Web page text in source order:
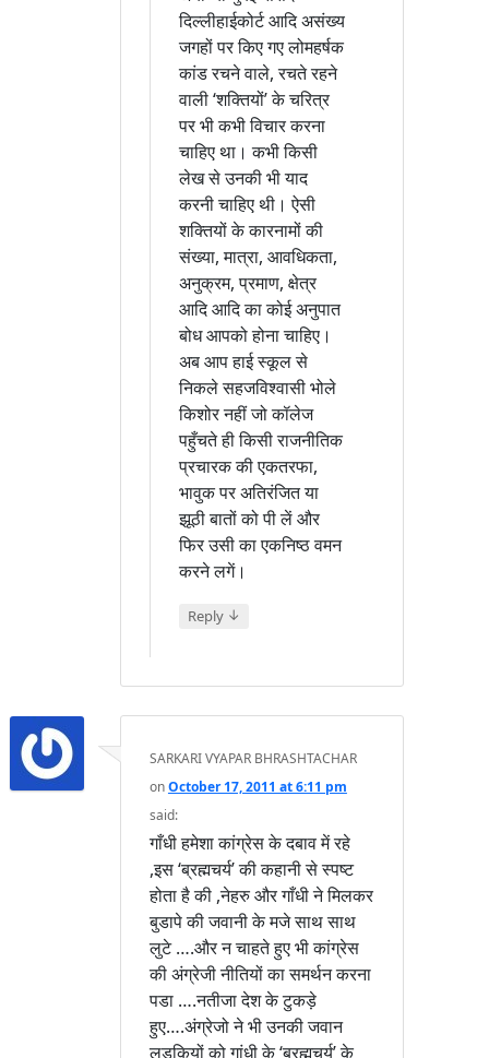
दिल्लीहाईकोर्ट आदि असंख्य
जगहों पर किए गए लोमहर्षक
कांड रचने वाले, रचते रहने
वाली ‘शक्तियों’ के चरित्र
पर भी कभी विचार करना
चाहिए था। कभी किसी
लेख से उनकी भी याद
करनी चाहिए थी। ऐसी
शक्तियों के कारनामों की
संख्या, मात्रा, आवधिकता,
अनुक्रम, प्रमाण, क्षेत्र
आदि आदि का कोई अनुपात
बोध आपको होना चाहिए।
अब आप हाई स्कूल से
निकले सहजविश्वासी भोले
किशोर नहीं जो कॉलेज
पहुँचते ही किसी राजनीतिक
प्रचारक की एकतरफा,
भावुक पर अतिरंजित या
झूठी बातों को पी लें और
फिर उसी का एकनिष्ठ वमन
करने लगें।
Reply ↓
SARKARI VYAPAR BHRASHTACHAR
onOctober 17, 2011 at 6:11 pm
said:
गाँधी हमेशा कांग्रेस के दबाव में रहे
,इस ‘ब्रह्मचर्य’ की कहानी से स्पष्ट
होता है की ,नेहरु और गाँधी ने मिलकर
बुडापे की जवानी के मजे साथ साथ
लुटे ….और न चाहते हुए भी कांग्रेस
की अंग्रेजी नीतियों का समर्थन करना
पडा ….नतीजा देश के टुकड़े
हुए….अंग्रेजो ने भी उनकी जवान
लडकियों को गांधी के ‘ब्रह्मचर्य’ के